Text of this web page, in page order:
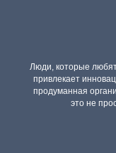
Люди, которые
привлекает
продуманная
это не